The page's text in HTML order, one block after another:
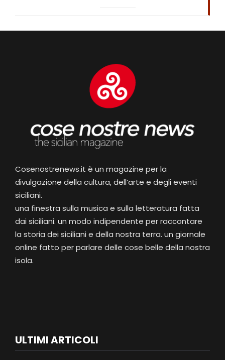
Cosenostrenews.it è un magazine per la
divulgazione della cultura, dell’arte e degli eventi
siciliani.
una finestra sulla musica e sulla letteratura fatta
dai siciliani. un modo indipendente per raccontare
la storia dei siciliani e della nostra terra. un giornale
online fatto per parlare delle cose belle della nostra
isola.
ULTIMI ARTICOLI